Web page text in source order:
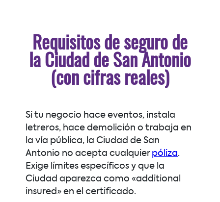
Requisitos de seguro de
la Ciudad de San Antonio
(con cifras reales)
Si tu negocio hace eventos, instala
letreros, hace demolición o trabaja en
la vía pública, la Ciudad de San
Antonio no acepta cualquier póliza.
Exige límites específicos y que la
Ciudad aparezca como «additional
insured» en el certificado.